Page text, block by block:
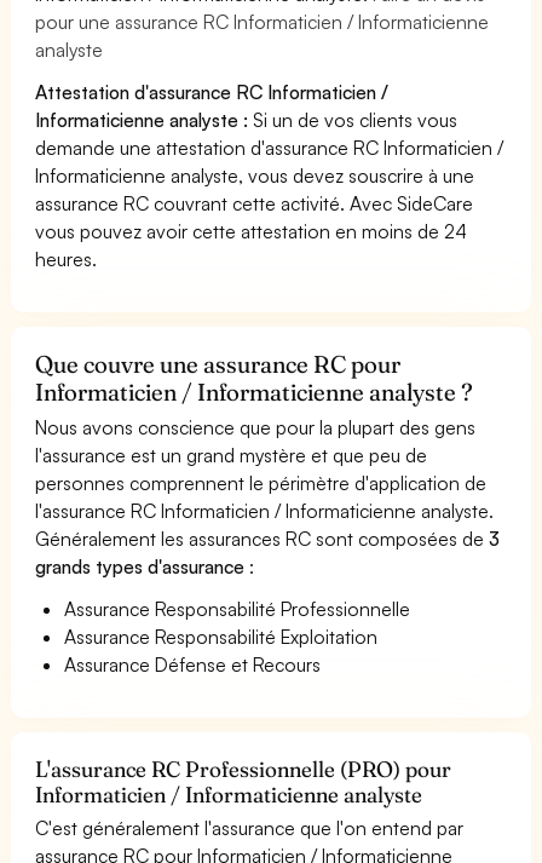
pour une assurance RC Informaticien / Informaticienne
analyste
Attestation d'assurance RC Informaticien /
Informaticienne analyste : Si un de vos clients vous
demande une attestation d'assurance RC Informaticien /
Informaticienne analyste, vous devez souscrire à une
assurance RC couvrant cette activité. Avec SideCare
vous pouvez avoir cette attestation en moins de 24
heures.
Que couvre une assurance RC pour
Informaticien / Informaticienne analyste ?
Nous avons conscience que pour la plupart des gens
l'assurance est un grand mystère et que peu de
personnes comprennent le périmètre d'application de
l'assurance RC Informaticien / Informaticienne analyste.
Généralement les assurances RC sont composées de3
grands types d'assurance :
Assurance Responsabilité Professionnelle
Assurance Responsabilité Exploitation
Assurance Défense et Recours
L'assurance RC Professionnelle (PRO) pour
Informaticien / Informaticienne analyste
C'est généralement l'assurance que l'on entend par
assurance RC pour Informaticien / Informaticienne